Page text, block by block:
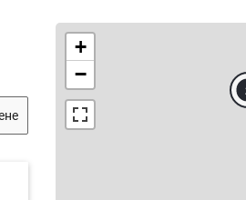
+
−